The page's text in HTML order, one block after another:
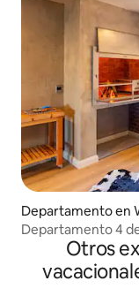
Departamento en
Departamento 4
Otros